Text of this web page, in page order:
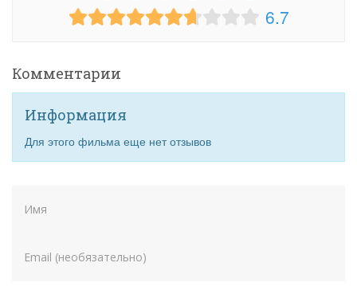
6.7
Комментарии
Информация
Для этого фильма еще нет отзывов